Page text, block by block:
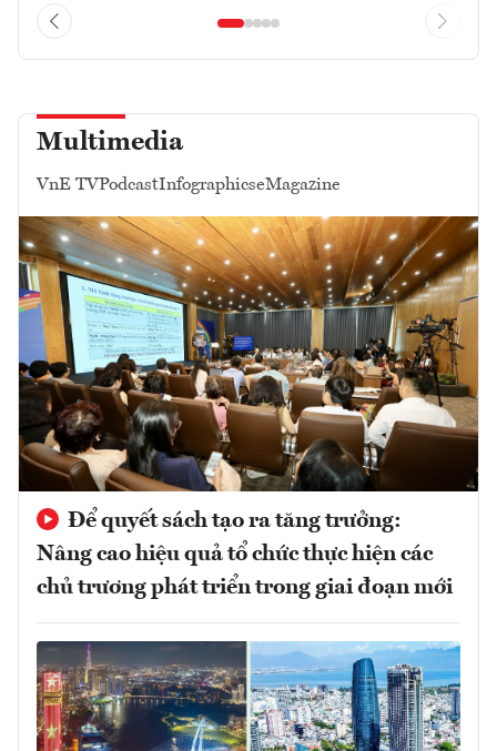
Multimedia
VnE TVPodcastInfographicseMagazine
Để quyết sách tạo ra tăng trưởng:
Nâng cao hiệu quả tổ chức thực hiện các
chủ trương phát triển trong giai đoạn mới